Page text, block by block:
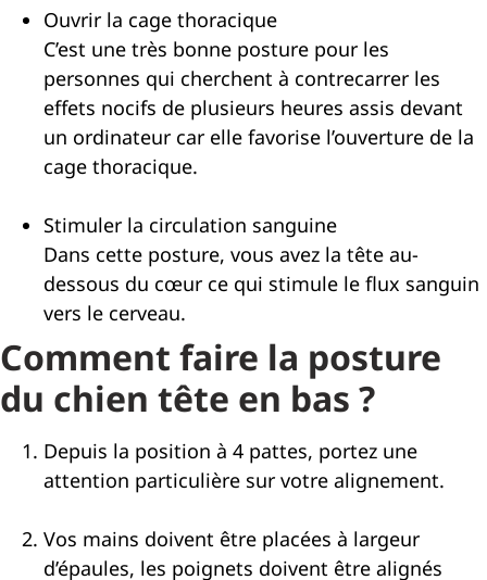
Ouvrir la cage thoracique
C’est une très bonne posture pour les
personnes qui cherchent à contrecarrer les
effets nocifs de plusieurs heures assis devant
un ordinateur car elle favorise l’ouverture de la
cage thoracique.
Stimuler la circulation sanguine
Dans cette posture, vous avez la tête au-
dessous du cœur ce qui stimule le flux sanguin
vers le cerveau.
Comment faire la posture
du chien tête en bas ?
Depuis la position à 4 pattes, portez une
attention particulière sur votre alignement.
Vos mains doivent être placées à largeur
d’épaules, les poignets doivent être alignés